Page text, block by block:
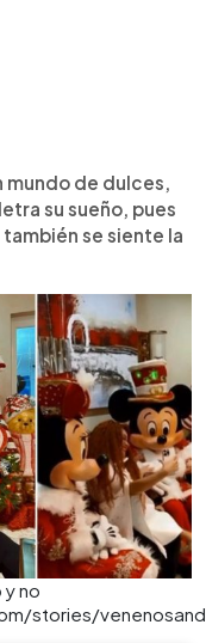
de dulces,
su sueño, pues
también se siente la
no
stories/